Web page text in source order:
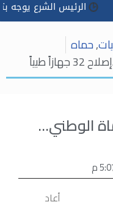
الشرع يوجه بتسخير
,حماه
طبياً
الوطني…
م
أعاد